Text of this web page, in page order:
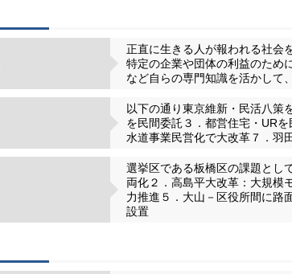
正直に生きる人が報われる社会
特定の企業や団体の利益のため
など自らの専門知識を活かして
以下の通り東京維新・民活八策
を民間委託３．都営住宅・UR
水道事業民営化で大改革７．羽
選挙区である板橋区の課題とし
両化２．高島平大改革：大規模
力推進５．大山－区役所間に路
設置